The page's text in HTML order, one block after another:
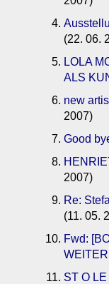
(22. 06.
LOLA
ALS
new
2007)
Good
2007)
Re:
(11. 05.
Fwd:
ST O